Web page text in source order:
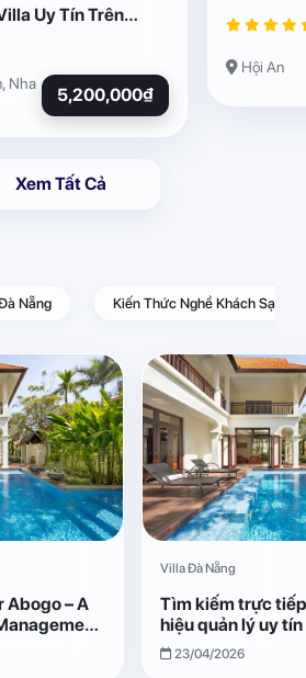
Uy Tín Trên
Nha
5,200,000₫
Hội An
Xem Tất Cả
Nẵng Kiến Thức Nghề Khách Sạn –
Abogo – A
and
Villa Đà Nẵng
Tìm kiếm trực
hiệu quản lý uy
Giải pháp vận
quả, minh bạch
23/04/2026